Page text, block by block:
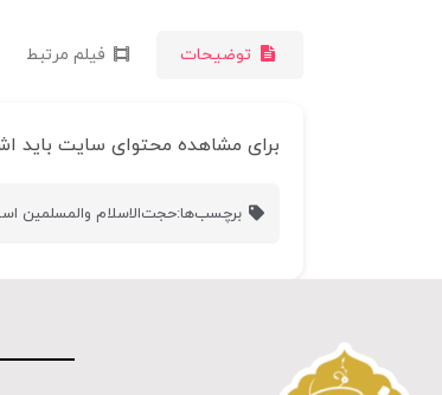
توضیحات فیلم مرتبط
برای مشاهده محتوای سایت باید
برچسب‌ها:حجت‌الاسلام والمسلمین